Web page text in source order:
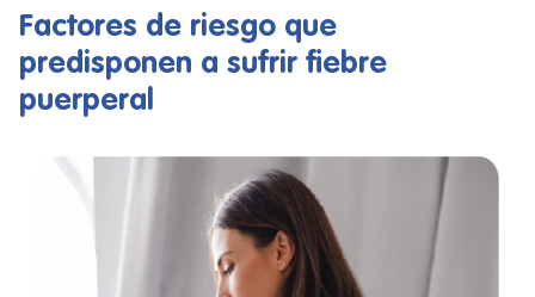
Factores de riesgo que
predisponen a sufrir fiebre
puerperal